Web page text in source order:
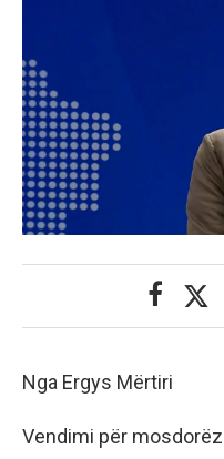
Nga Ergys Mërtiri
Vendimi për